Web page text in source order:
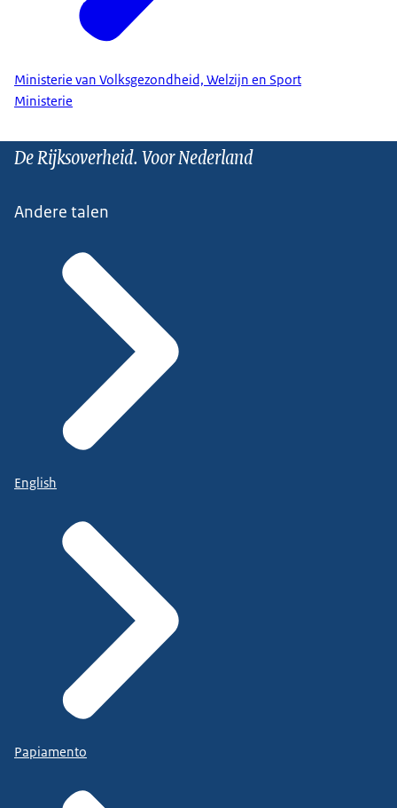
Ministerie van Volksgezondheid, Welzijn en Sport
Ministerie
De Rijksoverheid. Voor Nederland
Andere talen
English
Papiamento